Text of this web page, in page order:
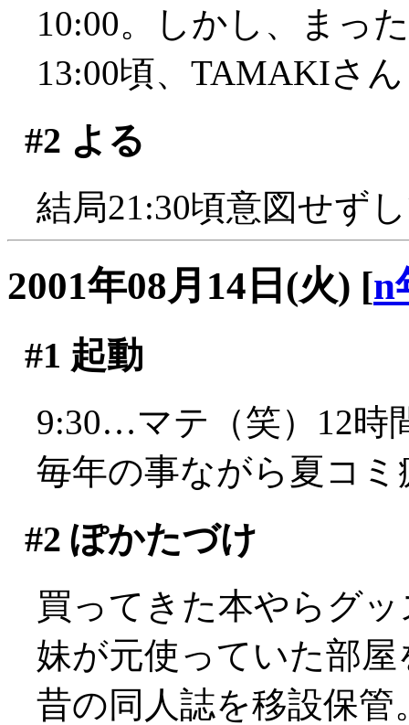
10:00。しかし、まっ
13:00頃、TAMAKIさ
#2 よる
結局21:30頃意図せず
2001年08月14日(火) [n
#1 起動
9:30…マテ（笑）12時
毎年の事ながら夏コ
#2 ぽかたづけ
買ってきた本やらグ
妹が元使っていた部
昔の同人誌を移設保管